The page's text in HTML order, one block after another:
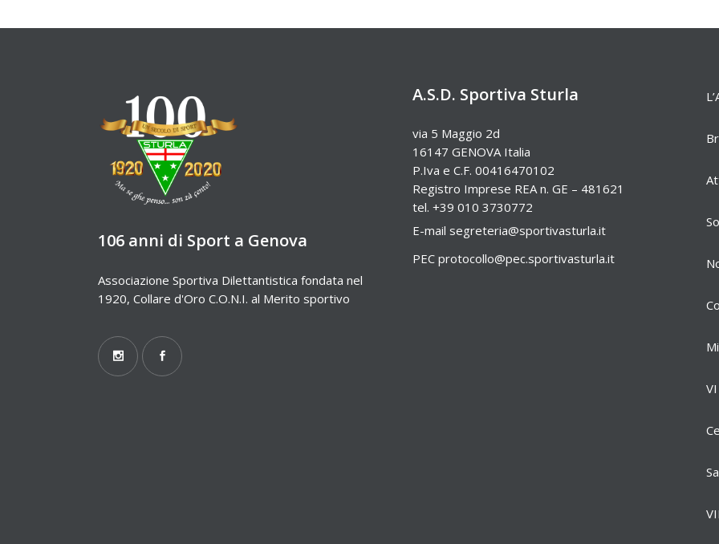
106 anni di Sport a Genova
Associazione Sportiva Dilettantistica fondata nel
1920, Collare d'Oro C.O.N.I. al Merito sportivo
A.S.D. Sportiva Sturla
via 5 Maggio 2d
16147 GENOVA Italia
P.Iva e C.F. 00416470102
Registro Imprese REA n. GE – 481621
tel. +39 010 3730772
E-mail segreteria@sportivasturla.it
PEC protocollo@pec.sportivasturla.it